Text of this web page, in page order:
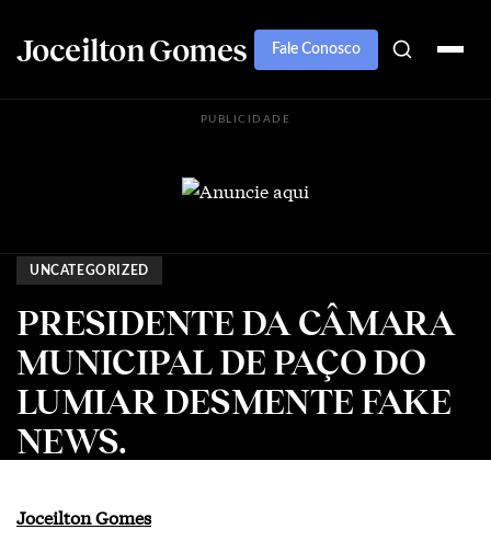
Joceilton Gomes Fale Conosco
PUBLICIDADE
UNCATEGORIZED
PRESIDENTE DA CÂMARA
MUNICIPAL DE PAÇO DO
LUMIAR DESMENTE FAKE
NEWS.
Joceilton Gomes